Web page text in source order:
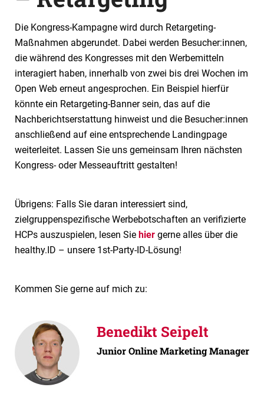
Die Kongress-Kampagne wird durch Retargeting-
Maßnahmen abgerundet. Dabei werden Besucher:innen,
die während des Kongresses mit den Werbemitteln
interagiert haben, innerhalb von zwei bis drei Wochen im
Open Web erneut angesprochen. Ein Beispiel hierfür
könnte ein Retargeting-Banner sein, das auf die
Nachberichtserstattung hinweist und die Besucher:innen
anschließend auf eine entsprechende Landingpage
weiterleitet. Lassen Sie uns gemeinsam Ihren nächsten
Kongress- oder Messeauftritt gestalten!
Übrigens: Falls Sie daran interessiert sind,
zielgruppenspezifische Werbebotschaften an verifizierte
HCPs auszuspielen, lesen Sie hier gerne alles über die
healthy.ID – unsere 1st-Party-ID-Lösung!
Kommen Sie gerne auf mich zu:
Benedikt Seipelt
Junior Online Marketing Manager